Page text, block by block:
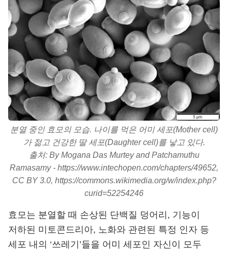
분열 중인 효모의 모습. 나이를 먹은 어미 세포(Mother cell)
가 젊고 건강한 딸 세포(Daughter cell)를 낳고 있다.
출처: By Mogana Das Murtey and Patchamuthu
Ramasamy - https://www.intechopen.com/chapters/49652,
CC BY 3.0, https://commons.wikimedia.org/w/index.php?
curid=52254246
효모는 분열할 때 손상된 단백질 덩어리, 기능이
저하된 미토콘드리아, 노화와 관련된 특정 인자 등
세포 내의 ‘쓰레기’들을 어미 세포인 자신이 모두